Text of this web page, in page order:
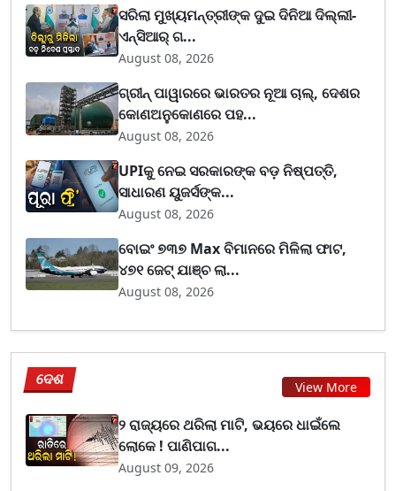
ସରିଲା ମୁଖ୍ୟମନ୍ତ୍ରୀଙ୍କ ଦୁଇ ଦିନିଆ ଦିଲ୍ଲୀ-
ଏନ୍‌ସିଆର୍ ଗ...
August 08, 2026
ଗ୍ରୀନ୍ ପାୱାରରେ ଭାରତର ନୂଆ ଚାଲ୍, ଦେଶର
କୋଣଅନୁକୋଣରେ ପହ...
August 08, 2026
UPIକୁ ନେଇ ସରକାରଙ୍କ ବଡ଼ ନିଷ୍ପତ୍ତି,
ସାଧାରଣ ୟୁଜର୍ସଙ୍କ...
August 08, 2026
ବୋଇଂ ୭୩୭ Max ବିମାନରେ ମିଳିଲା ଫାଟ,
୪୭୧ ଜେଟ୍ ଯାଞ୍ଚ ଲା...
August 08, 2026
ଦେଶ View More
୨ ରାଜ୍ୟରେ ଥରିଲା ମାଟି, ଭୟରେ ଧାଇଁଲେ
ଲୋକେ ! ପାଣିପାଗ...
August 09, 2026